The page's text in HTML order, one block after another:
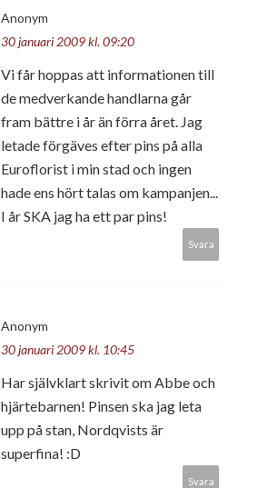
Anonym
30 januari 2009 kl. 09:20
Vi får hoppas att informationen till
de medverkande handlarna går
fram bättre i år än förra året. Jag
letade förgäves efter pins på alla
Euroflorist i min stad och ingen
hade ens hört talas om kampanjen...
I år SKA jag ha ett par pins!
Svara
Anonym
30 januari 2009 kl. 10:45
Har självklart skrivit om Abbe och
hjärtebarnen! Pinsen ska jag leta
upp på stan, Nordqvists är
superfina! :D
Svara